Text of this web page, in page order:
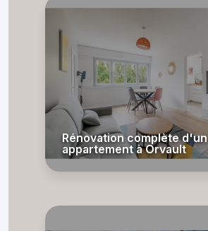
Rénovation complète d'un
appartement à Orvault